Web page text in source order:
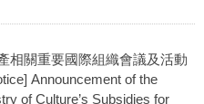
相關重要國際組織會議及活動
Announcement of the
of Culture’s Subsidies for